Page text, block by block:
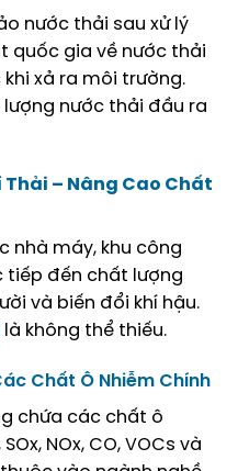
nước thải sau xử lý
quốc gia về nước thải
xả ra môi trường.
nước thải đầu ra
Thải – Nâng Cao Chất
nhà máy, khu công
tiếp đến chất lượng
và biến đổi khí hậu.
là không thể thiếu.
Chất Ô Nhiễm Chính
chứa các chất ô
NOx, CO, VOCs và